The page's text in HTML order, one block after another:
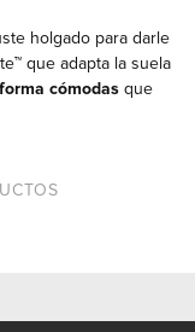
holgado para darle
que adapta la suela
cómodasque